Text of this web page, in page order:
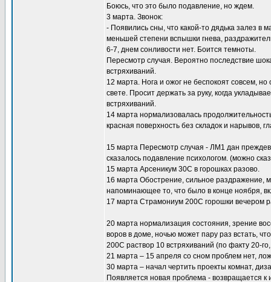
Боюсь, что это было подавление, но ждем.
3 марта. Звонок:
- Появились сны, что какой-то дядька залез в
меньшей степени вспышки гнева,
6-7, днем сонливости нет. Боится темноты.
Пересмотр случая. Вероятно последствие
встряхиваний.
12 марта. Нога и ожог не беспокоят совсем,
свете. Просит держать за руку, когда
встряхиваний.
14 марта нормализовалась
красная поверхность без складок и нарывов,
15 марта Пересмотр случая - ЛМ1 дан
сказалось подавление психологом. (можно
15 марта Арсеникум 30С в горошках разово.
16 марта Обострение, сильное раздражение,
напоминающее то, что было в конце ноября,
17 марта Страмониум 200С горошки вечером
20 марта нормализация состояния, зрение
воров в доме, ночью может пару раз встать,
200С раствор 10 встряхиваний (по факту 20-
21 марта – 15 апреля со сном проблем нет,
30 марта – начал чертить проекты комнат,
Появляется новая проблема - возвращается к